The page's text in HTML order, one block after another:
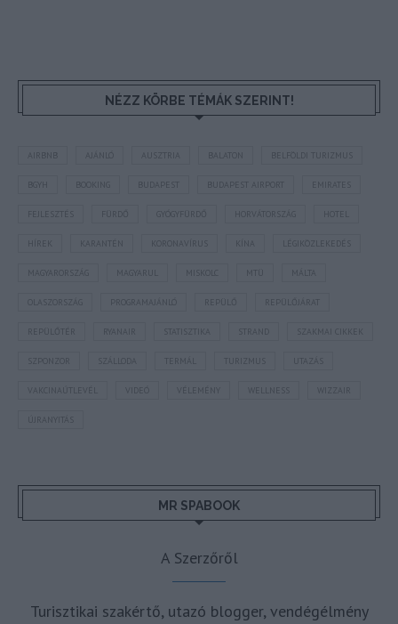
NÉZZ KÖRBE TÉMÁK SZERINT!
AUSZTRIA BALATON BELFÖLDI TURIZMUS
BUDAPEST BUDAPEST AIRPORT EMIRATES
FEJLESZTÉS HORVÁTORSZÁG HOTEL
KARANTÉN LÉGIKÖZLEKEDÉS
MAGYARORSZÁG MTÜ MÁLTA
OLASZORSZÁG REPÜLŐJÁRAT
REPÜLŐTÉR STATISZTIKA STRAND SZAKMAI CIKKEK
SZPONZOR SZÁLLODA TERMÁL TURIZMUS UTAZÁS
VAKCINAÚTLEVÉL WIZZAIR
ÚJRANYITÁS
MR SPABOOK
A Szerzőről
Turisztikai szakértő, utazó blogger, vendégélmény